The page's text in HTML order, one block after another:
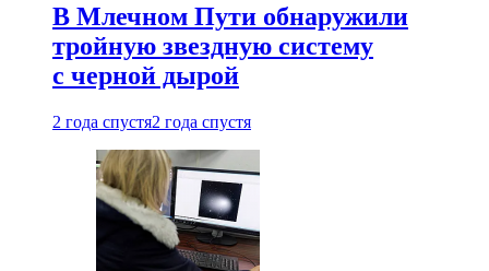
В Млечном Пути обнаружили
тройную звездную систему
с черной дырой
2 года спустя2 года спустя